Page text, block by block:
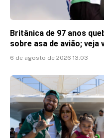
Britânica de 97 anos
sobre asa de avião; veja
6 de agosto de 2026 13:03